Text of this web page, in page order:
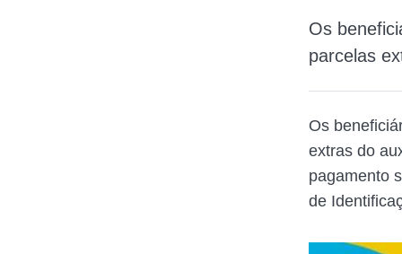
Os
parcelas
Os
extras do
pagamento
de